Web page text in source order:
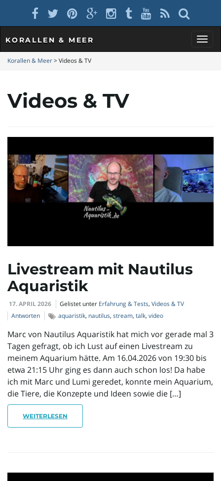
h
a
KORALLEN & MEER
Korallen & Meer>Videos & TV
Videos & TV
Livestream mit Nautilus
Aquaristik
17. APRIL 2026 Gelistet unter Erfahrung & Tests, Videos & TV
Antworten
aquaristik, nautilus, stream, talk, video
Marc von Nautilus Aquaristik hat mich vor gerade mal 3
Tagen gefragt, ob ich Lust auf einen Livestream zu
meinem Aquarium hätte. Am 16.04.2026 von 19:30 bis
etwa 21:15 Uhr ging es dann auch schon los! Da habe
ich mit Marc und Lumi geredet, konnte mein Aquarium,
die Tiere, die Konzepte und Ideen sowie die […]
WEITERLESEN